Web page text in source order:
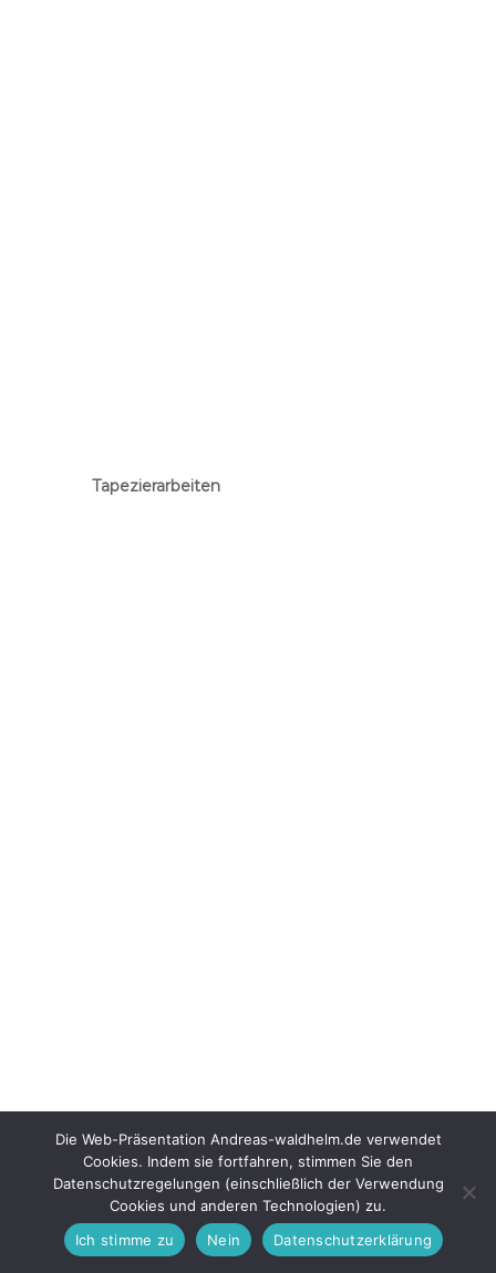
Tapezierarbeiten
Die Web-Präsentation Andreas-waldhelm.de verwendet
Cookies. Indem sie fortfahren, stimmen Sie den
Datenschutzregelungen (einschließlich der Verwendung
Cookies und anderen Technologien) zu.
Ich stimme zu
Nein Datenschutzerklärung